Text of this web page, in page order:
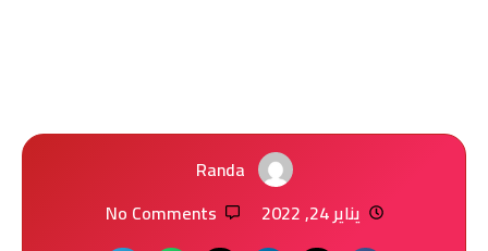
Randa
يناير 24, 2022
No Comments